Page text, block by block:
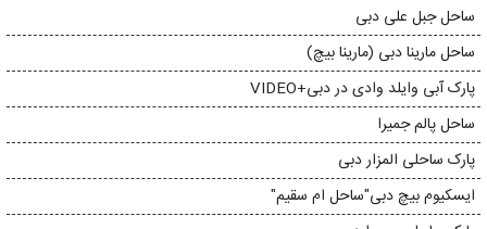
ساحل جبل علی دبی
ساحل مارینا دبی (مارینا بیچ)
پارک آبی وایلد وادی در دبی+VIDEO
ساحل پالم جمیرا
پارک ساحلی المزار دبی
ایسکیوم بیچ دبی"ساحل ام سقیم"